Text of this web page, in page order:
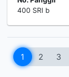
400 SRI b
1 2 3